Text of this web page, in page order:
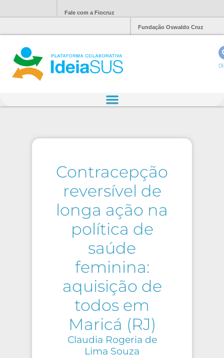
Fale com a Fiocruz
Fundação Oswaldo Cruz
Contracepção
reversível de
longa ação na
política de
saúde
feminina:
aquisição de
todos em
Maricá (RJ)
Claudia Rogeria de
Lima Souza